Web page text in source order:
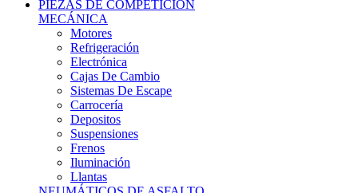
Motores
Refrigeración
Electrónica
Cajas De Cambio
Sistemas De Escape
Carrocería
Depositos
Suspensiones
Frenos
Iluminación
Llantas
NEUMÁTICOS DE ASFALTO
Asfalto 13 O Menos